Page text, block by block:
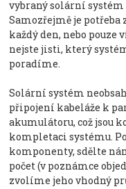
vybraný solární
Samozřejmě je
každý den, nebo pouze
nejste jisti, který
poradíme.
Solární systém
připojení kabeláže k
akumulátoru, což jsou
kompletaci systému.
komponenty, sdělte
počet (v poznámce
zvolíme jeho vhodný